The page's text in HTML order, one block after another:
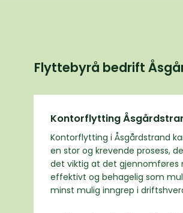
Flyttebyrå bedrift
Kontorflytting
Kontorflytting i Åsgårdstrand
en stor og krevende prosess,
det viktig at det gjennomføres
effektivt og behagelig som
minst mulig inngrep i